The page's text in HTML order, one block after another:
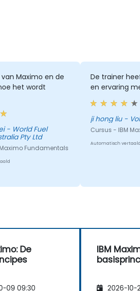
Maximo en de
het wordt
Pty Ltd
Fundamentals
De trainer
en ervaring
ji hong liu -
Cursus - IBM
Automatisch vertaald
De
09 09:30
IBM
2026-10-